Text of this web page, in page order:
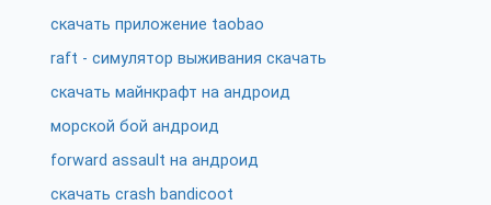
скачать приложение taobao
raft - симулятор выживания скачать
скачать майнкрафт на андроид
морской бой андроид
forward assault на андроид
скачать crash bandicoot